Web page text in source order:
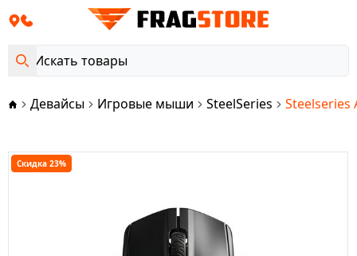
Девайсы Игровые мыши SteelSeries Steelseries
Скидка 23%